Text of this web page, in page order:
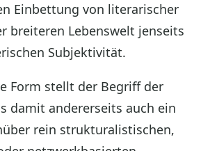
Einbettung von literarischer
breiteren Lebenswelt jenseits
Subjektivität.
Form stellt der Begriff der
damit andererseits auch ein
rein strukturalistischen,